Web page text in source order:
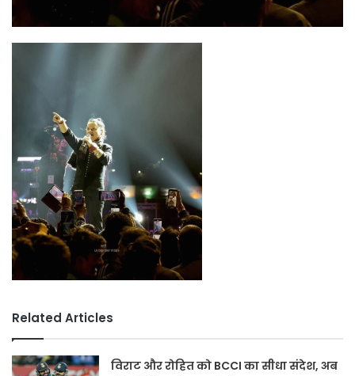
Related Articles
विराट और रोहित को BCCI का सीधा संदेश, अब